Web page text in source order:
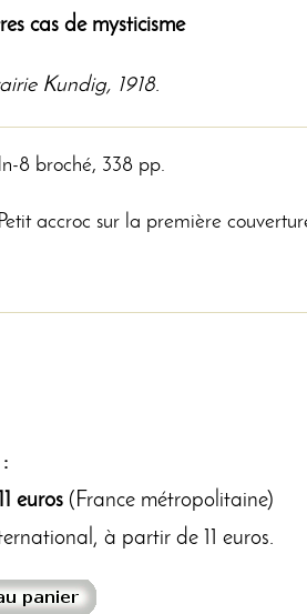
cas de mysticisme
Kundig, 1918.
In-8 broché, 338 pp.
Petit accroc sur la première
11 euros (France métropolitaine)
à partir de 11 euros.